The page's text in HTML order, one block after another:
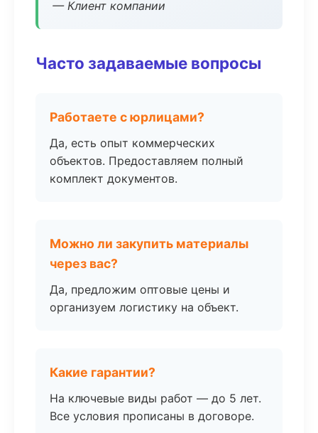
— Клиент компании
Часто задаваемые вопросы
Работаете с юрлицами?
Да, есть опыт коммерческих
объектов. Предоставляем полный
комплект документов.
Можно ли закупить материалы
через вас?
Да, предложим оптовые цены и
организуем логистику на объект.
Какие гарантии?
На ключевые виды работ — до 5 лет.
Все условия прописаны в договоре.